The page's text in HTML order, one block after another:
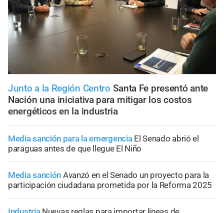
Junto a la Región Centro Santa Fe presentó ante
Nación una iniciativa para mitigar los costos
energéticos en la industria
Media sanción para la emergencia El Senado abrió el
paraguas antes de que llegue El Niño
Media sanción Avanzó en el Senado un proyecto para la
participación ciudadana prometida por la Reforma 2025